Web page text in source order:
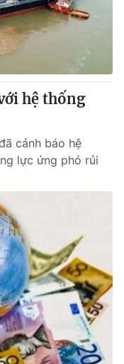
thao
sản
Việt
bằng AI
hệ thống
cảnh báo hệ
lực ứng phó rủi